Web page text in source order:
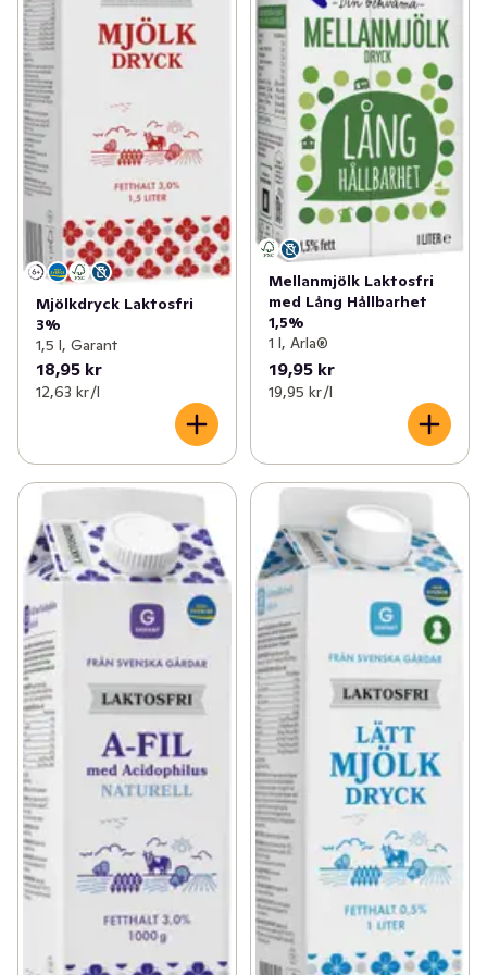
Mjölkdryck Laktosfri
3%
1,5 l, Garant
18,95 kr
12,63 kr /l
Mellanmjölk Laktosfri
med Lång Hållbarhet
1,5%
1 l, Arla®
19,95 kr
19,95 kr /l